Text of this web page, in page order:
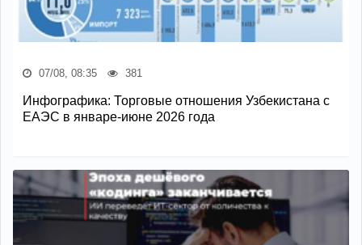
07/08, 08:35 381
Инфографика: Торговые отношения Узбекистана с
ЕАЭС в январе-июне 2026 года